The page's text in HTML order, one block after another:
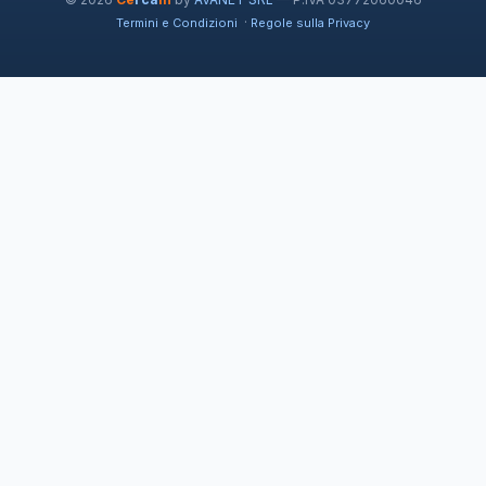
Termini e Condizioni · Regole sulla Privacy